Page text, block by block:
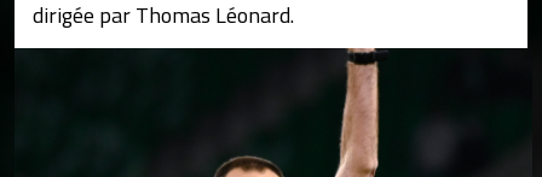
dirigée par Thomas Léonard.